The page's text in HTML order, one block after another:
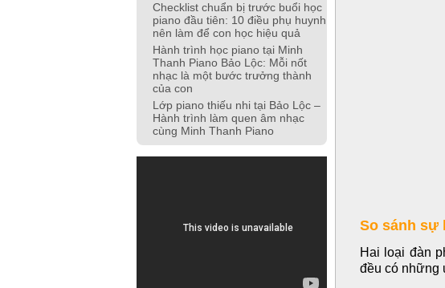
Checklist chuẩn bị trước buổi học
piano đầu tiên: 10 điều phụ huynh
nên làm để con học hiệu quả
Hành trình học piano tại Minh
Thanh Piano Bảo Lộc: Mỗi nốt
nhạc là một bước trưởng thành
của con
Lớp piano thiếu nhi tại Bảo Lộc –
Hành trình làm quen âm nhạc
cùng Minh Thanh Piano
So sánh sự
Hai loại đàn
đều có những